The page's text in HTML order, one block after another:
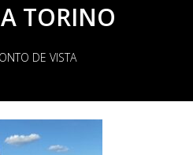
TORINO
DE VISTA